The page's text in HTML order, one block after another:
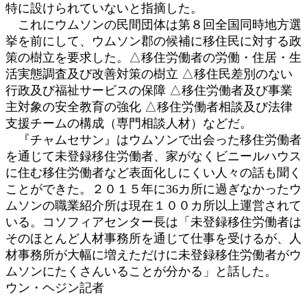
特に設けられていないと指摘した。
これにウムソンの民間団体は第８回全国同時地方選
挙を前にして、ウムソン郡の候補に移住民に対する政
策の樹立を要求した。△移住労働者の労働・住居・生
活実態調査及び改善対策の樹立 △移住民差別のない
行政及び福祉サービスの保障 △移住労働者及び事業
主対象の安全教育の強化 △移住労働者相談及び法律
支援チームの構成（専門相談人材）などだ。
『チャムセサン』はウムソンで出会った移住労働者
を通じて未登録移住労働者、家がなくビニールハウス
に住む移住労働者など表面化しにくい人々の話も聞く
ことができた。２０１５年に36カ所に過ぎなかったウ
ムソンの職業紹介所は現在１００カ所以上運営されて
いる。コソフィアセンター長は「未登録移住労働者は
そのほとんど人材事務所を通じて仕事を受けるが、人
材事務所が大幅に増えただけに未登録移住労働者がウ
ムソンにたくさんいることが分かる」と話した。
ウン・ヘジン記者